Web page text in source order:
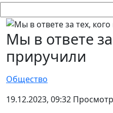
Мы в ответе за
приручили
Общество
19.12.2023, 09:32